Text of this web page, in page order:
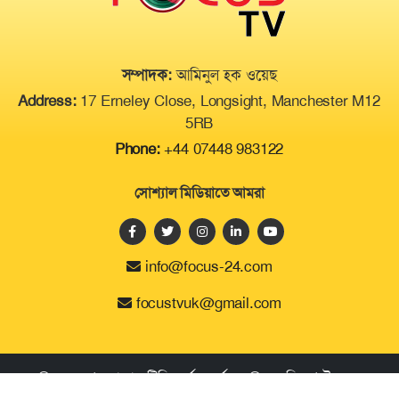
সম্পাদক:আমিনুল হক ওয়েছ
Address:17 Erneley Close, Longsight, Manchester M12
5RB
Phone:+44 07448 983122
সোশ্যাল মিডিয়াতে আমরা
info@focus-24.com
focustvuk@gmail.com
© ২০২৪ | ফোকাস টিভি কর্তৃক সর্বসত্ব ® সংরক্ষিত | উন্নয়নে